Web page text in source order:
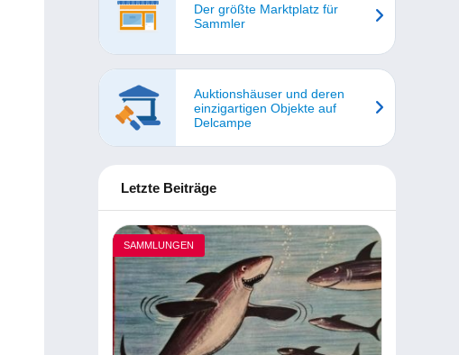
Der größte Marktplatz für
Sammler
Auktionshäuser und deren
einzigartigen Objekte auf
Delcampe
Letzte Beiträge
SAMMLUNGEN